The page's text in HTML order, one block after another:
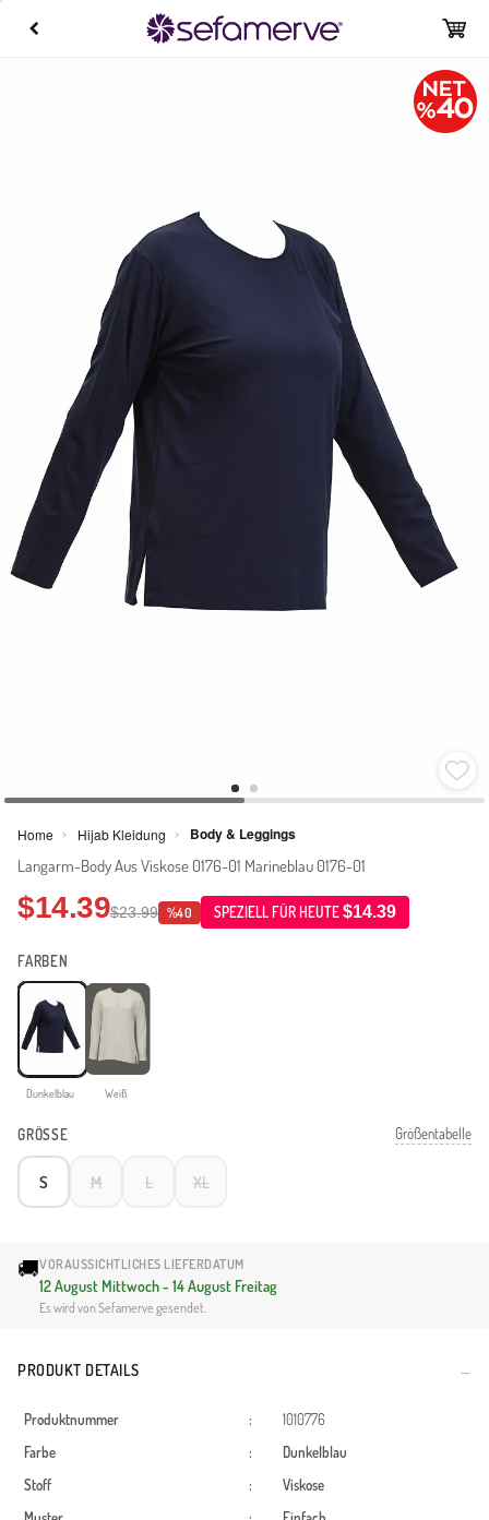
Home > Hijab Kleidung > Body & Leggings
Langarm-Body Aus Viskose 0176-01 Marineblau 0176-01
$14.39$23.99 %40 SPEZIELL FÜR HEUTE$14.39
FARBEN
Dunkelblau Weiß
GRÖSSE Größentabelle
S M L XL
🚚VORAUSSICHTLICHES LIEFERDATUM
12 August Mittwoch - 14 August Freitag
Es wird von Sefamerve gesendet.
PRODUKT DETAILS
Produktnummer :
1010776
Farbe
:
Dunkelblau
Stoff
:
Viskose